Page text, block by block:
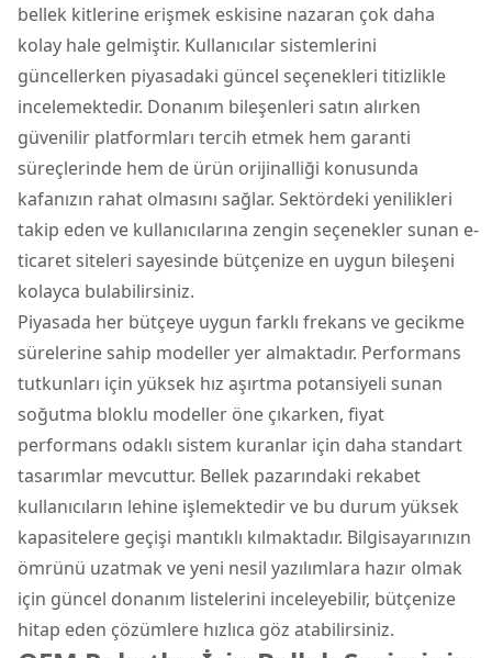
bellek kitlerine erişmek eskisine nazaran çok daha
kolay hale gelmiştir. Kullanıcılar sistemlerini
güncellerken piyasadaki güncel seçenekleri titizlikle
incelemektedir. Donanım bileşenleri satın alırken
güvenilir platformları tercih etmek hem garanti
süreçlerinde hem de ürün orijinalliği konusunda
kafanızın rahat olmasını sağlar. Sektördeki yenilikleri
takip eden ve kullanıcılarına zengin seçenekler sunan e-
ticaret siteleri sayesinde bütçenize en uygun bileşeni
kolayca bulabilirsiniz.
Piyasada her bütçeye uygun farklı frekans ve gecikme
sürelerine sahip modeller yer almaktadır. Performans
tutkunları için yüksek hız aşırtma potansiyeli sunan
soğutma bloklu modeller öne çıkarken, fiyat
performans odaklı sistem kuranlar için daha standart
tasarımlar mevcuttur. Bellek pazarındaki rekabet
kullanıcıların lehine işlemektedir ve bu durum yüksek
kapasitelere geçişi mantıklı kılmaktadır. Bilgisayarınızın
ömrünü uzatmak ve yeni nesil yazılımlara hazır olmak
için güncel donanım listelerini inceleyebilir, bütçenize
hitap eden çözümlere hızlıca göz atabilirsiniz.